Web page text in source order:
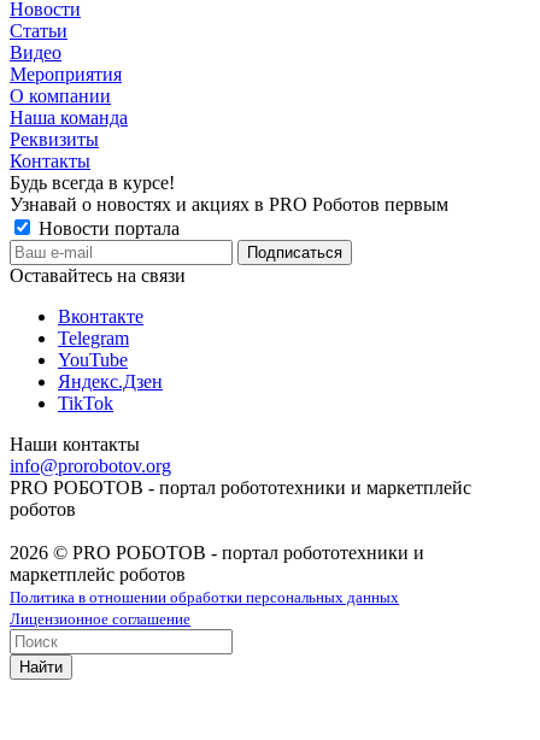
Новости
Статьи
Видео
Мероприятия
О компании
Наша команда
Реквизиты
Контакты
Будь всегда в курсе!
Узнавай о новостях и акциях в PRO Роботов первым
Новости портала
Оставайтесь на связи
Вконтакте
Telegram
YouTube
Яндекс.Дзен
TikTok
Наши контакты
info@prorobotov.org
PRO РОБОТОВ - портал робототехники и маркетплейс
роботов
2026 © PRO РОБОТОВ - портал робототехники и
маркетплейс роботов
Политика в отношении обработки персональных данных
Лицензионное соглашение
Найти